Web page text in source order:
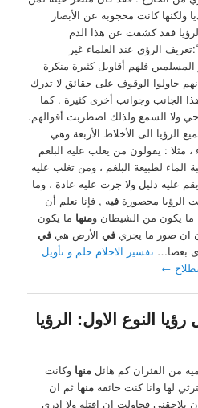
ولكنها كانت محجوبة عن الأبصار
فقد كشفت عن هذا الدم
ثانيا ً:تعريف الرؤي عند العلماء غير
فلهم أقاويل كثيرة منكرة
حاولوا الوقوف على حقائق لا تدرك
الجانب وجوانب أخرى كثيرة . كما
ولا السمع ولذلك اضطربت أقوالهم.
الى الأخلاط الأربعة وهي
، مثلا : يقولون من يغلب عليه البلغم
الماء لطبيعة البلغم ، ومن تغلب عليه
عليه دليل ولا جرت عليه عادة ، وما
الرؤيا محصورةفيه , فإنا نعلم أن
ما يكون من الشيطان ومنها ما يكون
ان صور ما يجريفي الأرض هيفي
بعضا…تفسير الاحلام حلم و تأويل
←
النوع الاول: الرؤيا
من الفئران كم هائلمنها وكانت
لها وانا كنت خائفهمنها ثم ان
يلاحقني فحاولت ان اقتله ولا ادري